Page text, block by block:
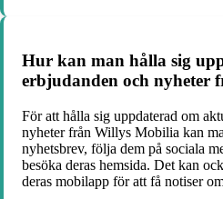
Hur kan man hålla sig
erbjudanden och nyheter
För att hålla sig uppdaterad om
nyheter från Willys Mobilia kan
nyhetsbrev, följa dem på sociala
besöka deras hemsida. Det kan
deras mobilapp för att få notiser